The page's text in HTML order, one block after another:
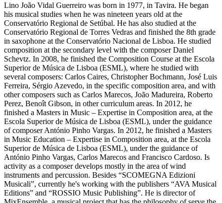
Lino João Vidal Guerreiro was born in 1977, in Tavira. He began
his musical studies when he was nineteen years old at the
Conservatório Regional de Setúbal. He has also studied at the
Conservatório Regional de Torres Vedras and finished the 8th grade
in saxophone at the Conservatório Nacional de Lisboa. He studied
composition at the secondary level with the composer Daniel
Schevtz. In 2008, he finished the Composition Course at the Escola
Superior de Música de Lisboa (ESML), where he studied with
several composers: Carlos Caires, Christopher Bochmann, José Luis
Ferreira, Sérgio Azevedo, in the specific composition area, and with
other composers such as Carlos Marecos, João Madureira, Roberto
Perez, Benoît Gibson, in other curriculum areas. In 2012, he
finished a Masters in Music – Expertise in Composition area, at the
Escola Superior de Música de Lisboa (ESML), under the guidance
of composer António Pinho Vargas. In 2012, he finished a Masters
in Music Education – Expertise in Composition area, at the Escola
Superior de Música de Lisboa (ESML), under the guidance of
António Pinho Vargas, Carlos Marecos and Francisco Cardoso. Is
activity as a composer develops mostly in the area of wind
instruments and percussion. Besides “SCOMEGNA Edizioni
Musicali”, currently he's working with the publishers “AVA Musical
Editions” and “ROSSIO Music Publishing”. He is director of